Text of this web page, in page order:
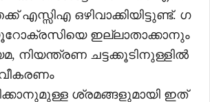
എസ്സിഎ ഒഴിവാക്കിയിട്ടുണ്ട്. ഗ
ഇല്ലാതാക്കാനും
നിയന്ത്രണ ചട്ടക്കൂടിനുള്ളിൽ
ശ്രമങ്ങളുമായി ഇത്